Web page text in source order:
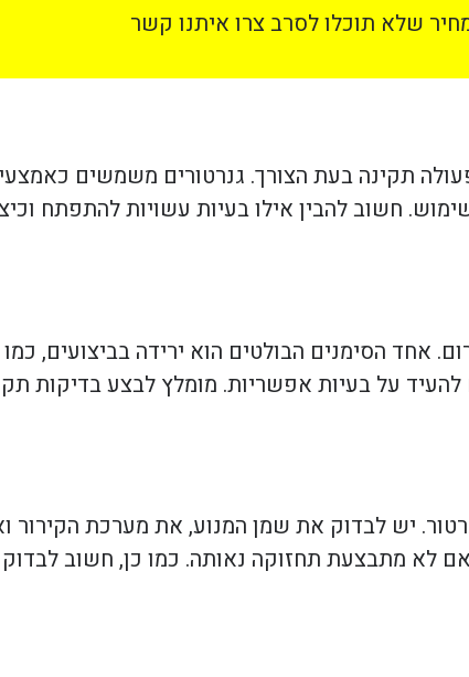
שלא תוכלו לסרב צרו איתנו קשר
תקינה בעת הצורך. גנרטורים משמשים כאמצעי
חשוב להבין אילו בעיות עשויות להתפתח
אחד הסימנים הבולטים הוא ירידה בביצועים,
על בעיות אפשריות. מומלץ לבצע בדיקות
יש לבדוק את שמן המנוע, את מערכת
לא מתבצעת תחזוקה נאותה. כמו כן, חשוב